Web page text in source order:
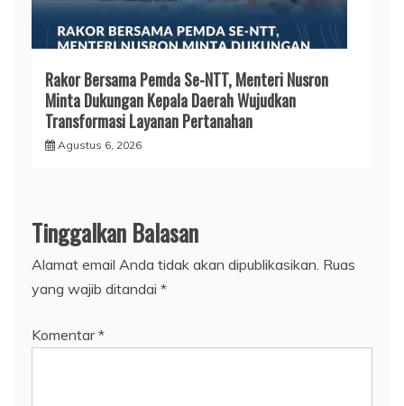
Rakor Bersama Pemda Se-NTT, Menteri Nusron
Minta Dukungan Kepala Daerah Wujudkan
Transformasi Layanan Pertanahan
Agustus 6, 2026
Tinggalkan Balasan
Alamat email Anda tidak akan dipublikasikan. Ruas
yang wajib ditandai *
Komentar*